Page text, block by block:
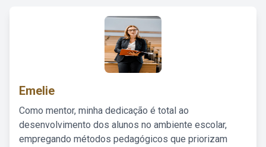
Emelie
Como mentor, minha dedicação é total ao
desenvolvimento dos alunos no ambiente escolar,
empregando métodos pedagógicos que priorizam